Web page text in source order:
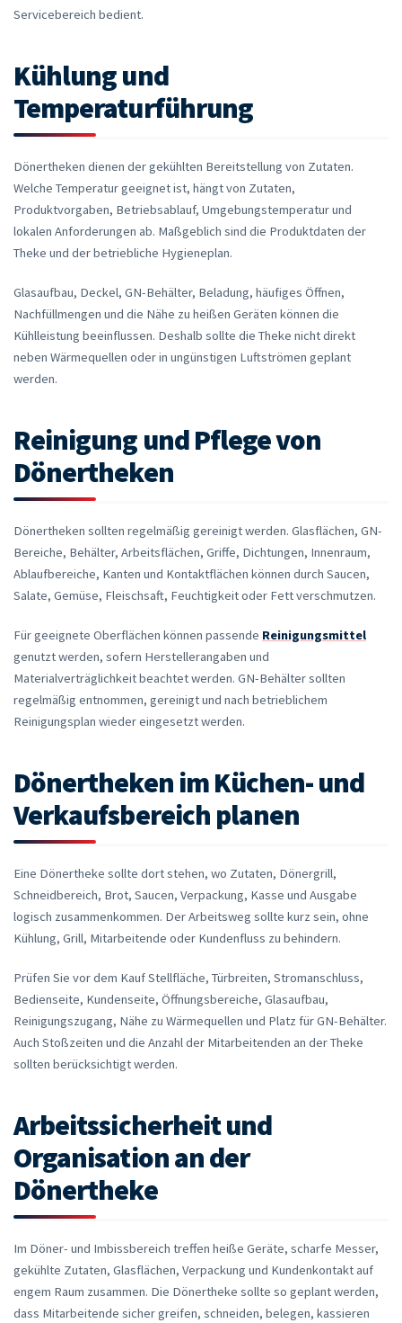
Servicebereich bedient.
Kühlung und
Temperaturführung
Dönertheken dienen der gekühlten Bereitstellung von Zutaten.
Welche Temperatur geeignet ist, hängt von Zutaten,
Produktvorgaben, Betriebsablauf, Umgebungstemperatur und
lokalen Anforderungen ab. Maßgeblich sind die Produktdaten der
Theke und der betriebliche Hygieneplan.
Glasaufbau, Deckel, GN-Behälter, Beladung, häufiges Öffnen,
Nachfüllmengen und die Nähe zu heißen Geräten können die
Kühlleistung beeinflussen. Deshalb sollte die Theke nicht direkt
neben Wärmequellen oder in ungünstigen Luftströmen geplant
werden.
Reinigung und Pflege von
Dönertheken
Dönertheken sollten regelmäßig gereinigt werden. Glasflächen, GN-
Bereiche, Behälter, Arbeitsflächen, Griffe, Dichtungen, Innenraum,
Ablaufbereiche, Kanten und Kontaktflächen können durch Saucen,
Salate, Gemüse, Fleischsaft, Feuchtigkeit oder Fett verschmutzen.
Für geeignete Oberflächen können passende Reinigungsmittel
genutzt werden, sofern Herstellerangaben und
Materialverträglichkeit beachtet werden. GN-Behälter sollten
regelmäßig entnommen, gereinigt und nach betrieblichem
Reinigungsplan wieder eingesetzt werden.
Dönertheken im Küchen- und
Verkaufsbereich planen
Eine Dönertheke sollte dort stehen, wo Zutaten, Dönergrill,
Schneidbereich, Brot, Saucen, Verpackung, Kasse und Ausgabe
logisch zusammenkommen. Der Arbeitsweg sollte kurz sein, ohne
Kühlung, Grill, Mitarbeitende oder Kundenfluss zu behindern.
Prüfen Sie vor dem Kauf Stellfläche, Türbreiten, Stromanschluss,
Bedienseite, Kundenseite, Öffnungsbereiche, Glasaufbau,
Reinigungszugang, Nähe zu Wärmequellen und Platz für GN-Behälter.
Auch Stoßzeiten und die Anzahl der Mitarbeitenden an der Theke
sollten berücksichtigt werden.
Arbeitssicherheit und
Organisation an der
Dönertheke
Im Döner- und Imbissbereich treffen heiße Geräte, scharfe Messer,
gekühlte Zutaten, Glasflächen, Verpackung und Kundenkontakt auf
engem Raum zusammen. Die Dönertheke sollte so geplant werden,
dass Mitarbeitende sicher greifen, schneiden, belegen, kassieren